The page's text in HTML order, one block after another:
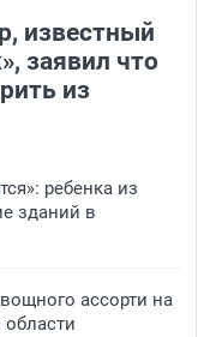
известный
заявил что
из
ребенка из
зданий в
ассорти на